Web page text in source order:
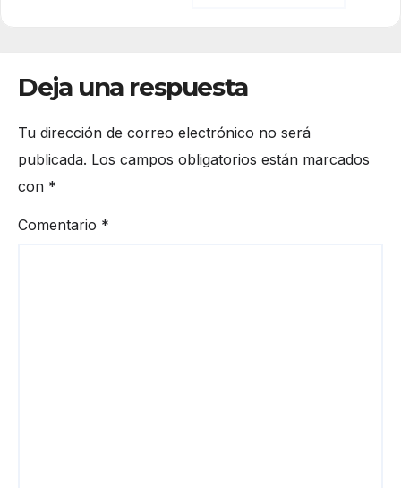
Deja una respuesta
Tu dirección de correo electrónico no será
publicada. Los campos obligatorios están marcados
con *
Comentario *